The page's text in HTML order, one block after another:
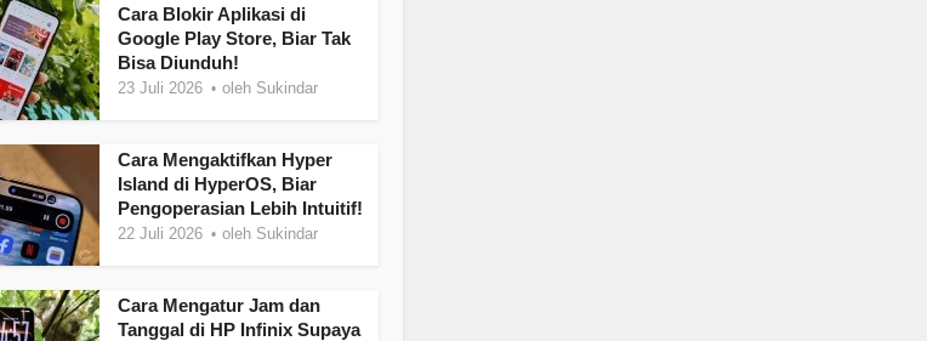
Cara Blokir Aplikasi di
Google Play Store, Biar Tak
Bisa Diunduh!
23 Juli 2026 oleh Sukindar
Cara Mengaktifkan Hyper
Island di HyperOS, Biar
Pengoperasian Lebih Intuitif!
22 Juli 2026 oleh Sukindar
Cara Mengatur Jam dan
Tanggal di HP Infinix Supaya